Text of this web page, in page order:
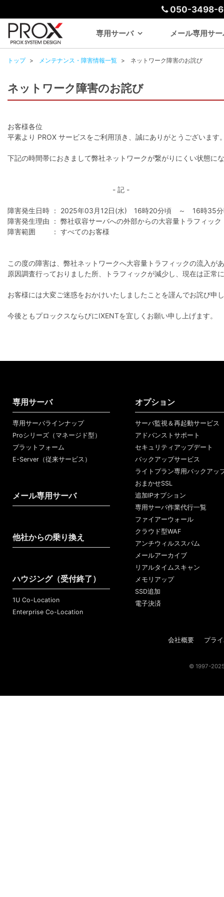
専用サーバ メール専用サ
050-3498-
トップ メンテナンス・障害情報一覧 ネットワーク障害のお詫び
ネットワーク障害のお詫び
お客様各位
平素より PROX サービスをご利用頂き、誠にありがとうございます
下記の時間帯におきまして弊社ネットワークが繋がりにくい状態に
- 記 -
障害発生日時 ： 2025年03月12日(水) 16時20分頃 ～ 16時35分
障害発生理由 ： 弊社収容サーバへの外部からの大容量トラフィック
障害範囲 ： すべてのお客様
この度の障害は、弊社ネットワークへ大容量トラフィックの流入
原因調査行っておりました所、トラフィックが減少し、現在は正常
お客様には大変ご迷惑をおかけいたしましたことを謹んでお詫び申
今後ともプロックスならびにIXENTを宜しくお願い申し上げます。
専用サーバ
専用サーバラインナップ
Proシリーズ（マネージド型）
プラットフォーム
E-Server（従来サービス）
メール専用サーバ
他社からの乗り換え
ハウジング（受付終了）
1U Co-Location
Enterprise Co-Location
オプション
サーバ監視＆再起動サービス
アドバンストサポート
セキュリティアップデート
バックアップサービス
ライトプラン専用バックアッ
おまかせSSL
追加IPオプション
専用サーバ作業代行一覧
ファイアーウォール
クラウド型WAF
アンチウィルススパム
メールアーカイブ
リアルタイムスキャン
メモリアップ
SSD追加
電子決済
会社概要 プラ
© 1997-2025